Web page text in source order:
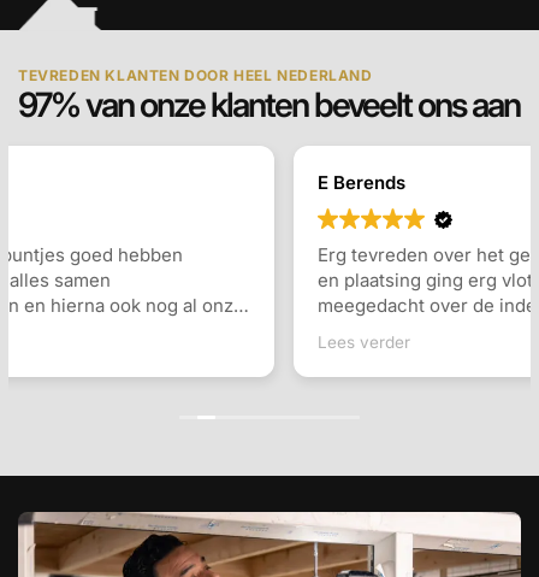
TEVREDEN KLANTEN DOOR HEEL NEDERLAND
97% van onze klanten beveelt ons aan
Erg tevreden over het geleverde dakkapel. Inmeten
en plaatsing ging erg vlot, en er werd goed
meegedacht over de indeling en de keuzes die
gemaakt konden worden. Communicatie ging goed
en snel antwoord op vragen. Ook de monteurs waren
erg vriendelijk en vakkundig. Zeker een aanrader!